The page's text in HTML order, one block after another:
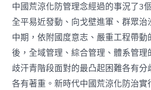
中國荒涼化防管理念經過的事況了3
全平易近發動、向戈壁進軍、群眾治
中期，依附國度意志、嚴重工程帶動
後，全域管理、綜合管理、體系管理
歧汗青階段面對的最凸起困難各有分
各有著重。新時代中國荒涼化防治實